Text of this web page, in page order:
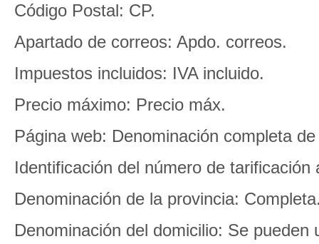
Código Postal: CP.
Apartado de correos: Apdo. correos.
Impuestos incluidos: IVA incluido.
Precio máximo: Precio máx.
Página web: Denominación completa
Identificación del número de
Denominación de la provincia:
Denominación del domicilio: Se